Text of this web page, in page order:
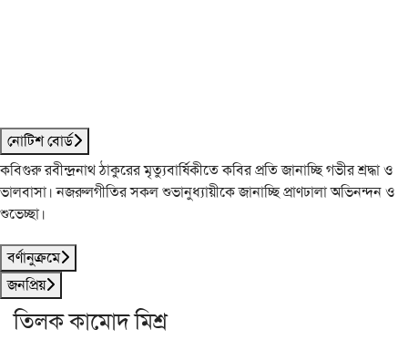
নোটিশ বোর্ড
কবিগুরু রবীন্দ্রনাথ ঠাকুরের মৃত্যুবার্ষিকীতে কবির প্রতি জানাচ্ছি গভীর শ্রদ্ধা ও
ভালবাসা। নজরুলগীতির সকল শুভানুধ্যায়ীকে জানাচ্ছি প্রাণঢালা অভিনন্দন ও
শুভেচ্ছা।
বর্ণানুক্রমে
জনপ্রিয়
তিলক কামোদ মিশ্র